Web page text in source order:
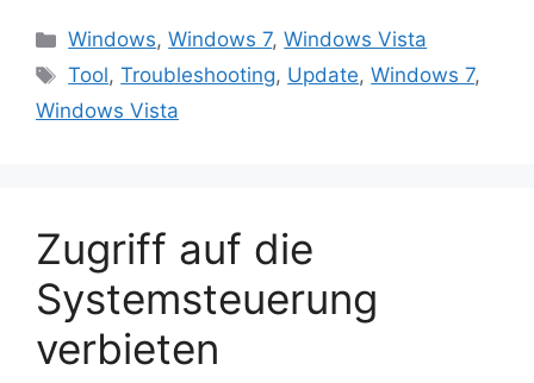
Kategorien
Windows,Windows 7,Windows Vista
Schlagwörter
Tool,Troubleshooting, Update,Windows 7,
Windows Vista
Zugriff auf die
Systemsteuerung
verbieten